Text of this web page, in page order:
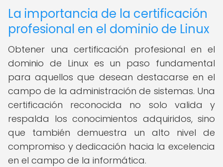
La importancia de la certificación
profesional en el dominio de Linux
Obtener una certificación profesional en el
dominio de Linux es un paso fundamental
para aquellos que desean destacarse en el
campo de la administración de sistemas. Una
certificación reconocida no solo valida y
respalda los conocimientos adquiridos, sino
que también demuestra un alto nivel de
compromiso y dedicación hacia la excelencia
en el campo de la informática.